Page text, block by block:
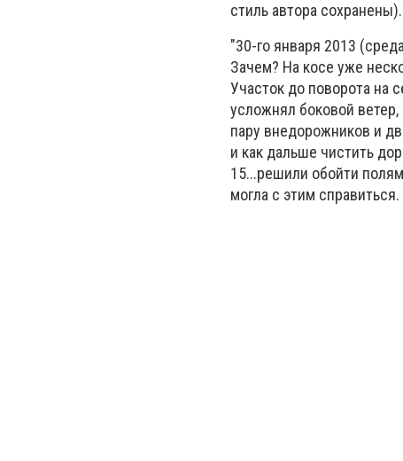
стиль автора сохранены).
"30-го января 2013
Зачем? На косе уже
Участок до поворота на
усложнял боковой
пару внедорожников и
и как дальше чистить
15...решили обойти
могла с этим справиться.